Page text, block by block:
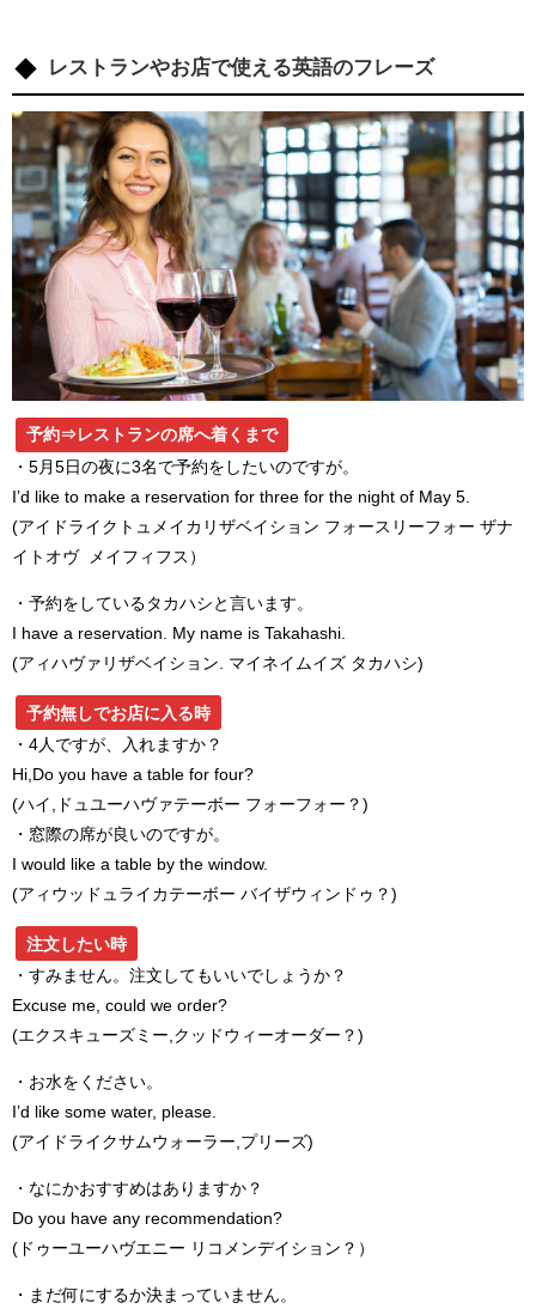
レストランやお店で使える英語のフレーズ
予約⇒レストランの席へ着くまで
・5月5日の夜に3名で予約をしたいのですが。
I’d like to make a reservation for three for the night of May 5.
(アイドライクトュメイカリザベイション フォースリーフォー ザナ
イトオヴ メイフィフス）
・予約をしているタカハシと言います。
I have a reservation. My name is Takahashi.
(アィハヴァリザベイション. マイネイムイズ タカハシ)
予約無しでお店に入る時
・4人ですが、入れますか？
Hi,Do you have a table for four?
(ハイ,ドュユーハヴァテーボー フォーフォー？)
・窓際の席が良いのですが。
I would like a table by the window.
(アィウッドュライカテーボー バイザウィンドゥ？)
注文したい時
・すみません。注文してもいいでしょうか？
Excuse me, could we order?
(エクスキューズミー,クッドウィーオーダー？)
・お水をください。
I’d like some water, please.
(アイドライクサムウォーラー,プリーズ)
・なにかおすすめはありますか？
Do you have any recommendation?
(ドゥーユーハヴエニー リコメンデイション？）
・まだ何にするか決まっていません。